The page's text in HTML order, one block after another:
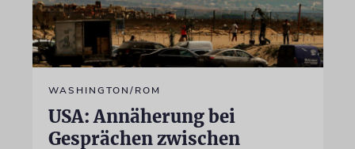
WASHINGTON/ROM
USA: Annäherung bei
Gesprächen zwischen